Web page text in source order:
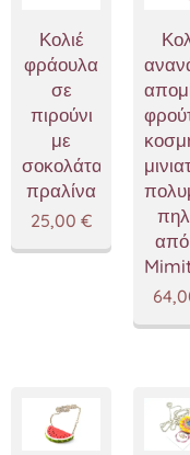
Κολιέ
φράουλα
σε
πιρούνι
με
σοκολάτα
πραλίνα
25,00 €